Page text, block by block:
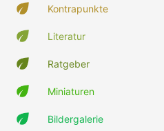
Kontrapunkte
Literatur
Ratgeber
Miniaturen
Bildergalerie